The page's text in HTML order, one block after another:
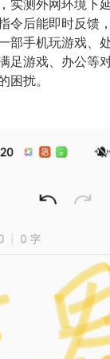
实测外网环境下
令后能即时反馈
部手机玩游戏、
足游戏、办公等
困扰。